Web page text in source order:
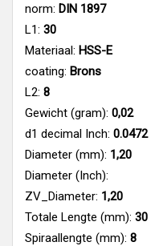
norm: DIN 1897
L1: 30
Materiaal: HSS-E
coating: Brons
L2: 8
Gewicht (gram): 0,02
d1 decimal Inch: 0.0472
Diameter (mm): 1,20
Diameter (Inch):
ZV_Diameter: 1,20
Totale Lengte (mm): 30
Spiraallengte (mm): 8